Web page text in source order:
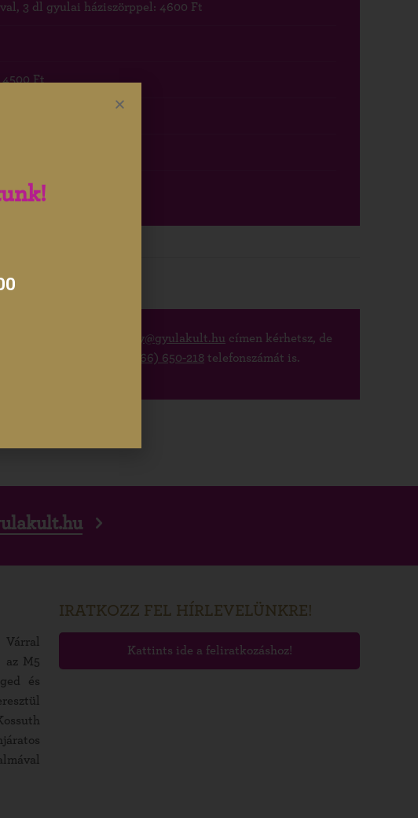
3 dl gyulai háziszörppel: 4600 Ft
Ft
4900 Ft
emailben a kastely@gyulakult.hu címen kérhetsz, de
a látogatóközpont
+36 (66) 650-218telefonszámát is.
az M5
és
IRATKOZZ FEL HÍRLEVELÜNKRE!
Kattints ide a feliratkozáshoz!